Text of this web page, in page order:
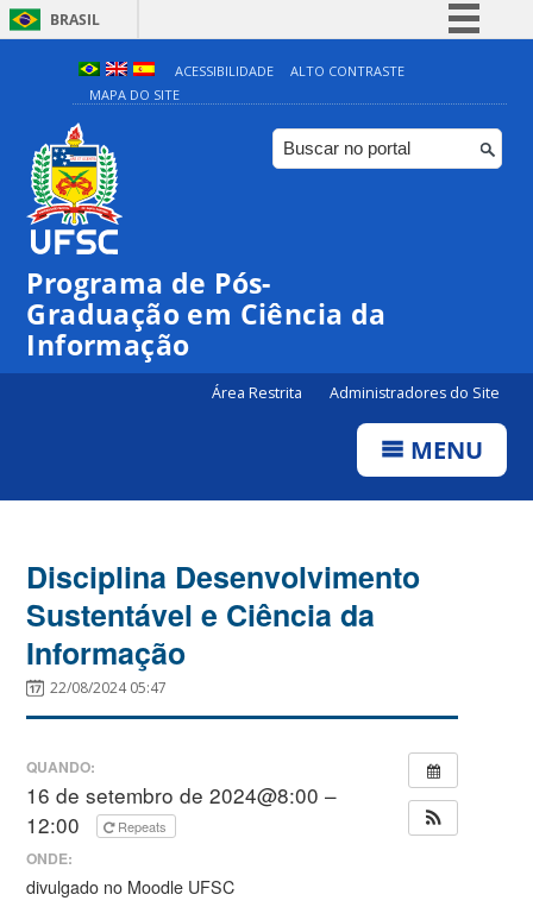
BRASIL
Simplifique!
Comunica BR
Participe
ACESSIBILIDADE
ALTO CONTRASTE
MAPA DO SITE
Programa de Pós-
Graduação em Ciência da
Informação
Área Restrita Administradores do Site
MENU
Disciplina Desenvolvimento
Sustentável e Ciência da
Informação
22/08/2024 05:47
QUANDO:
16 de setembro de 2024@8:00 –
12:00
Repeats
ONDE:
divulgado no Moodle UFSC